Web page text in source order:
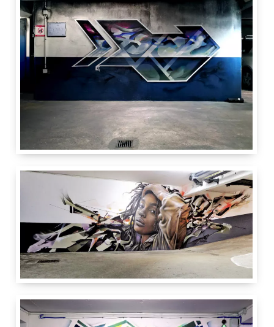
5 m
Paris
France
Vitry Art 2 Rue
2.50 m
8 m
Vitry Art 2 Rue